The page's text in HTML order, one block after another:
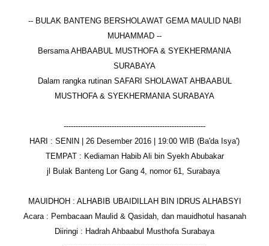
-- BULAK BANTENG BERSHOLAWAT GEMA MAULID NABI
MUHAMMAD --
Bersama AHBAABUL MUSTHOFA & SYEKHERMANIA
SURABAYA
Dalam rangka rutinan SAFARI SHOLAWAT AHBAABUL
MUSTHOFA & SYEKHERMANIA SURABAYA
-----------------------------------------------------------
HARI : SENIN | 26 Desember 2016 | 19:00 WIB (Ba'da Isya')
TEMPAT : Kediaman Habib Ali bin Syekh Abubakar
jl Bulak Banteng Lor Gang 4, nomor 61, Surabaya
MAUIDHOH : ALHABIB UBAIDILLAH BIN IDRUS ALHABSYI
Acara : Pembacaan Maulid & Qasidah, dan mauidhotul hasanah
Diiringi : Hadrah Ahbaabul Musthofa Surabaya